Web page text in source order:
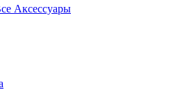
Аксессуары